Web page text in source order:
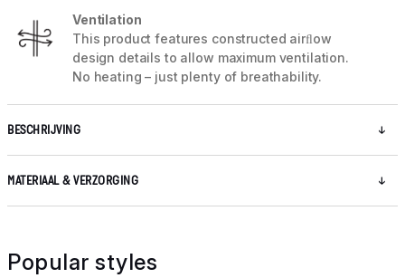
Ventilation
This product features constructed airﬂow
design details to allow maximum ventilation.
No heating – just plenty of breathability.
BESCHRIJVING
MATERIAAL & VERZORGING
Popular styles